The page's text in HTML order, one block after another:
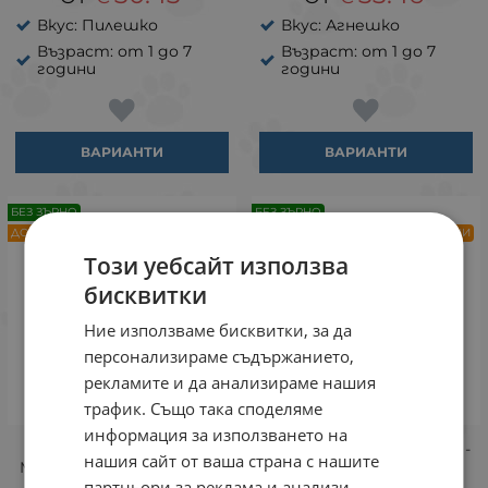
Вкус: Пилешко
Възраст: от 1 до 7
години
ВАРИАНТИ
Вкус: Агнешко
Възраст: от 1 до 7
години
ВАРИАНТИ
N&D Pumpkin
Medium/Maxi Puppy - суха
БЕЗ ЗЪРНО
ДОСТАВКА ОТ 1 ДО 3 РАБОТНИ ДНИ
N&D Pumpkin Puppy Mini -
суха храна за малки
БЕЗ ЗЪРНО
ДОСТАВКА ОТ 1 ДО 3 РАБОТНИ ДНИ
Този уебсайт използва
бисквитки
Ние използваме бисквитки, за да
персонализираме съдържанието,
рекламите и да анализираме нашия
трафик. Също така споделяме
информация за използването на
нашия сайт от ваша страна с нашите